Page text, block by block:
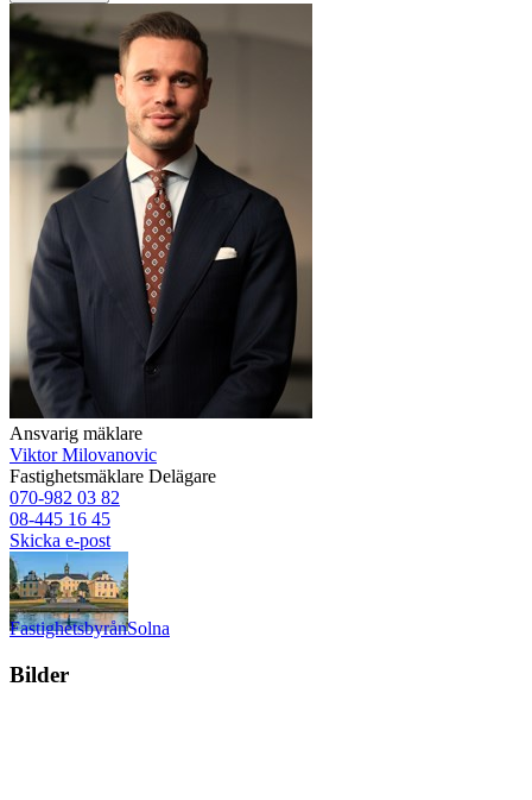
Ansvarig mäklare
Viktor Milovanovic
Fastighetsmäklare Delägare
070-982 03 82
08-445 16 45
Skicka e-post
FastighetsbyrånSolna
Bilder